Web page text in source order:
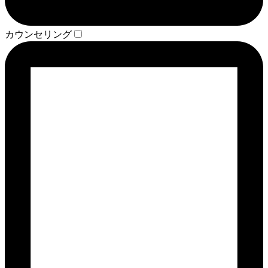
カウンセリング